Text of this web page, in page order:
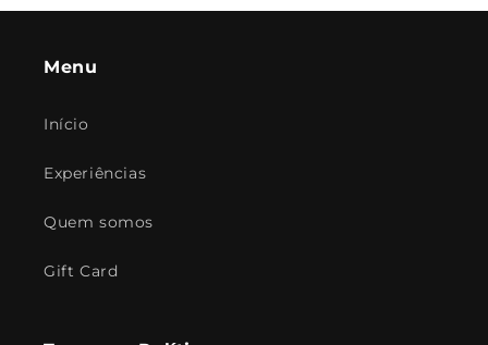
Menu
Início
Experiências
Quem somos
Gift Card